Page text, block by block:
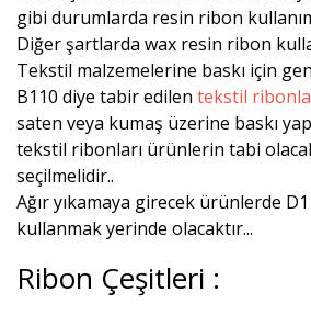
gibi durumlarda resin ribon
Diğer şartlarda wax resin ribon
Tekstil malzemelerine baskı için
B110 diye tabir edilen tekstil
saten veya kumaş üzerine baskı
tekstil ribonları ürünlerin tabi
seçilmelidir..
Ağır yıkamaya girecek ürünlerde
kullanmak yerinde olacaktır...
Ribon Çeşitleri :